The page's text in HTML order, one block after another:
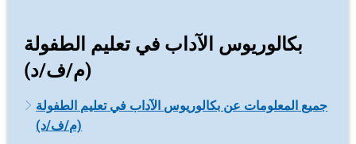
بكالوريوس الآداب في تعليم الطفولة
(م/ف/د)
جميع المعلومات عن بكالوريوس الآداب في تعليم الطفولة
(م/ف/د)